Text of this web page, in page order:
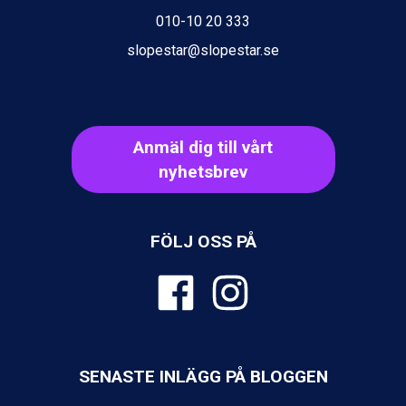
Wagrain från 7.095 kr.
Val Thorens från 8.395 kr.
Livigno från 5.595 kr.
Ponte di Legno från 7.395 kr.
Bad Gastein från 6.295 kr.
Sauze dOulx från 6.145 kr.
Arabba från 11.045 kr.
Cervinia från 8.245 kr.
Bad Hofgastein från 8.595 kr.
Passo Tonale från 5.895 kr.
Champoluc från 5.945 kr.
010-10 20 333
slopestar@slopestar.se
Anmäl dig till vårt
nyhetsbrev
FÖLJ OSS PÅ
SENASTE INLÄGG PÅ BLOGGEN